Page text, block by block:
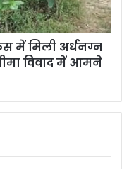
में मिली अर्धनग्न
विवाद में आमने